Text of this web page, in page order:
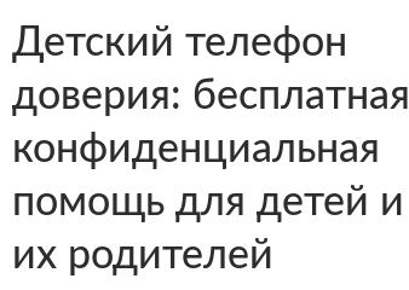
Детский телефон
доверия: бесплатная
конфиденциальная
помощь для детей и
их родителей